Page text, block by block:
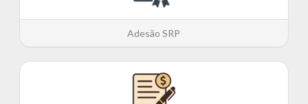
Adesão SRP